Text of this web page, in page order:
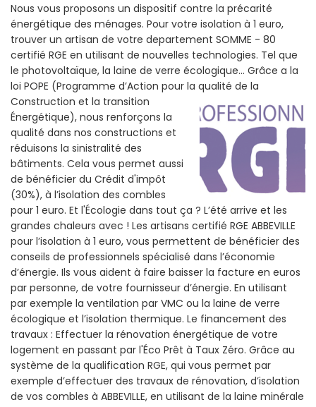
Nous vous proposons un dispositif contre la précarité
énergétique des ménages. Pour votre isolation à 1 euro,
trouver un artisan de votre departement SOMME - 80
certifié RGE en utilisant de nouvelles technologies. Tel que
le photovoltaïque, la laine de verre écologique... Grâce a la
loi POPE (Programme d’Action pour la qualité de la
Construction et la transition
Énergétique), nous renforçons la
qualité dans nos constructions et
réduisons la sinistralité des
bâtiments. Cela vous permet aussi
de bénéficier du Crédit d'impôt
(30%), à l’isolation des combles
pour 1 euro. Et l'Écologie dans tout ça ? L’été arrive et les
grandes chaleurs avec ! Les artisans certifié RGE ABBEVILLE
pour l’isolation à 1 euro, vous permettent de bénéficier des
conseils de professionnels spécialisé dans l’économie
d’énergie. Ils vous aident à faire baisser la facture en euros
par personne, de votre fournisseur d’énergie. En utilisant
par exemple la ventilation par VMC ou la laine de verre
écologique et l’isolation thermique. Le financement des
travaux : Effectuer la rénovation énergétique de votre
logement en passant par l'Éco Prêt à Taux Zéro. Grâce au
système de la qualification RGE, qui vous permet par
exemple d’effectuer des travaux de rénovation, d’isolation
de vos combles à ABBEVILLE, en utilisant de la laine minérale